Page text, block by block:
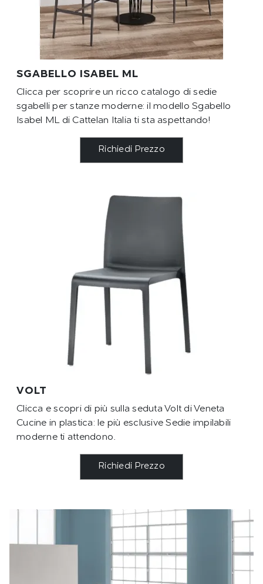
SGABELLO ISABEL ML
Clicca per scoprire un ricco catalogo di sedie
sgabelli per stanze moderne: il modello Sgabello
Isabel ML di Cattelan Italia ti sta aspettando!
Richiedi Prezzo
VOLT
Clicca e scopri di più sulla seduta Volt di Veneta
Cucine in plastica: le più esclusive Sedie impilabili
moderne ti attendono.
Richiedi Prezzo